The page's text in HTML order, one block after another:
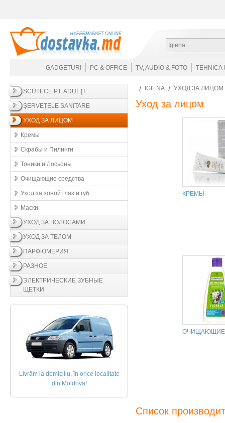
Igiena
GADGETURI PC & OFFICE TV, AUDIO & FOTO TEHNICA
SCUTECE PT. ADULŢI
ŞERVEŢELE SANITARE
УХОД ЗА ЛИЦОМ
Кремы
Скрабы и Пилинги
Тоники и Лосьоны
Очищающие средства
Уход за зоной глаз и губ
Маски
УХОД ЗА ВОЛОСАМИ
УХОД ЗА ТЕЛОМ
ПАРФЮМЕРИЯ
РАЗНОЕ
ЭЛЕКТРИЧЕСКИЕ ЗУБНЫЕ
ЩЕТКИ
Livrăm la domiciliu, în orice localitate
din Moldova!
IGIENA УХОД ЗА ЛИЦОМ
Уход за лицом
КРЕМЫ
ОЧИЩАЮЩИЕ
Список